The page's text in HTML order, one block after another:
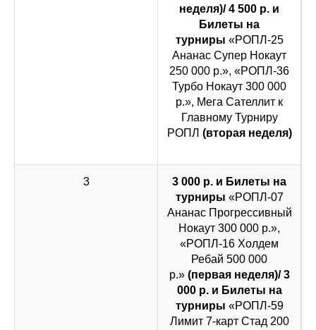
неделя)/ 4 500 р. и
Билеты на
турниры «РОПЛ-25
Ананас Супер Нокаут
250 000 р.», «РОПЛ-36
Турбо Нокаут 300 000
р.», Мега Сателлит к
Главному Турниру
РОПЛ (вторая неделя)
3
3 000 р. и Билеты на
турниры «РОПЛ-07
Ананас Прогрессивный
Нокаут 300 000 р.»,
«РОПЛ-16 Холдем
Ребай 500 000
р.» (первая неделя)/ 3
000 р. и Билеты на
турниры «РОПЛ-59
Лимит 7-карт Стад 200